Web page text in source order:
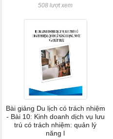
508 lượt xem
Bài giảng Du lịch có trách nhiệm
- Bài 10: Kinh doanh dịch vụ lưu
trú có trách nhiệm: quản lý
năng l